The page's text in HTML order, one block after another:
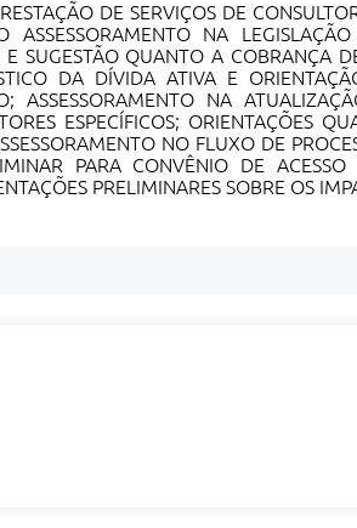
DE SERVIÇOS DE
ASSESSORAMENTO NA
SUGESTÃO QUANTO A COBRANÇA
DA DÍVIDA ATIVA E
ASSESSORAMENTO NA
ESPECÍFICOS; ORIENTAÇÕES
NO FLUXO DE
PARA CONVÊNIO DE
PRELIMINARES SOBRE OS